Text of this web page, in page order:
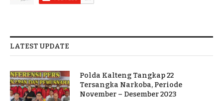
LATEST UPDATE
Polda Kalteng Tangkap 22
Tersangka Narkoba, Periode
November – Desember 2023